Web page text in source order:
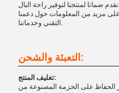
ضمانا لمنتجنا لتوفير راحة البال
على مزيد من المعلومات حول دعمنا
التعبئة والشحن:
تغليف المنتج:
الحفاظ على الحزمة المصنوعة من